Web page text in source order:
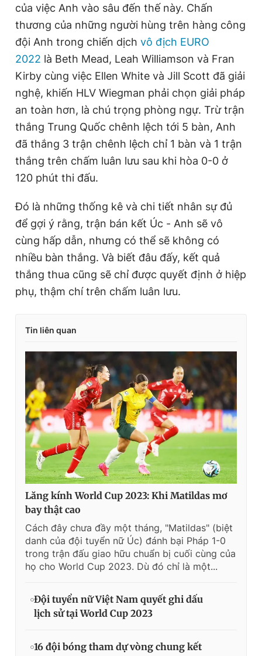
của việc Anh vào sâu đến thế này. Chấn
thương của những người hùng trên hàng công
đội Anh trong chiến dịch vô địch EURO
2022 là Beth Mead, Leah Williamson và Fran
Kirby cùng việc Ellen White và Jill Scott đã giải
nghệ, khiến HLV Wiegman phải chọn giải pháp
an toàn hơn, là chú trọng phòng ngự. Trừ trận
thắng Trung Quốc chênh lệch tới 5 bàn, Anh
đã thắng 3 trận chênh lệch chỉ 1 bàn và 1 trận
thắng trên chấm luân lưu sau khi hòa 0-0 ở
120 phút thi đấu.
Đó là những thống kê và chi tiết nhân sự đủ
để gợi ý rằng, trận bán kết Úc - Anh sẽ vô
cùng hấp dẫn, nhưng có thể sẽ không có
nhiều bàn thắng. Và biết đâu đấy, kết quả
thắng thua cũng sẽ chỉ được quyết định ở hiệp
phụ, thậm chí trên chấm luân lưu.
Tin liên quan
Lăng kính World Cup 2023: Khi Matildas mơ
bay thật cao
Cách đây chưa đầy một tháng, "Matildas" (biệt
danh của đội tuyển nữ Úc) đánh bại Pháp 1-0
trong trận đấu giao hữu chuẩn bị cuối cùng của
họ cho World Cup 2023. Dù đó chỉ là một...
Đội tuyển nữ Việt Nam quyết ghi dấu
lịch sử tại World Cup 2023
16 đội bóng tham dự vòng chung kết